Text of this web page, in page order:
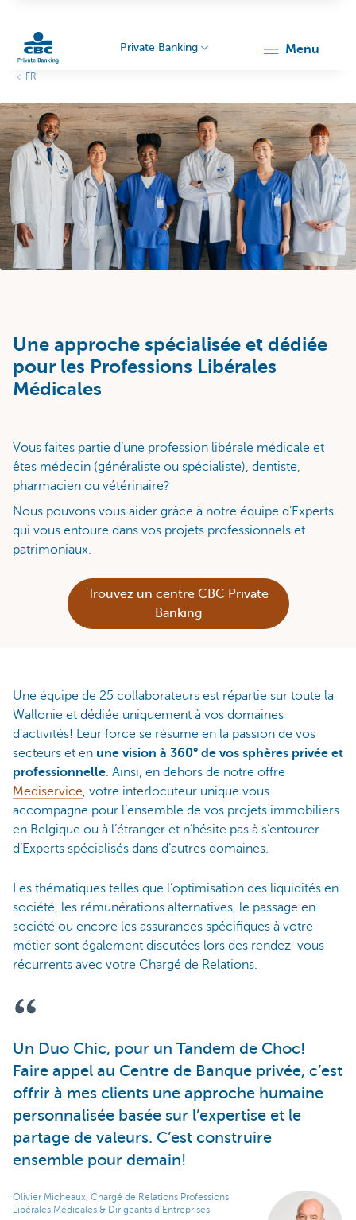
Private Banking menu
FR
Une approche spécialisée et dédiée
pour les Professions Libérales
Médicales
Vous faites partie d’une profession libérale médicale et
êtes médecin (généraliste ou spécialiste), dentiste,
pharmacien ou vétérinaire?
Nous pouvons vous aider grâce à notre équipe d’Experts
qui vous entoure dans vos projets professionnels et
patrimoniaux.
Trouvez un centre CBC Private
Banking
Une équipe de 25 collaborateurs est répartie sur toute la
Wallonie et dédiée uniquement à vos domaines
d’activités! Leur force se résume en la passion de vos
secteurs et en une vision à 360° de vos sphères privée et
professionnelle. Ainsi, en dehors de notre offre
Mediservice, votre interlocuteur unique vous
accompagne pour l’ensemble de vos projets immobiliers
en Belgique ou à l’étranger et n’hésite pas à s’entourer
d’Experts spécialisés dans d’autres domaines.
Les thématiques telles que l’optimisation des liquidités en
société, les rémunérations alternatives, le passage en
société ou encore les assurances spécifiques à votre
métier sont également discutées lors des rendez-vous
récurrents avec votre Chargé de Relations.
Un Duo Chic, pour un Tandem de Choc!
Faire appel au Centre de Banque privée, c’est
offrir à mes clients une approche humaine
personnalisée basée sur l’expertise et le
partage de valeurs. C’est construire
ensemble pour demain!
Olivier Micheaux, Chargé de Relations Professions
Libérales Médicales & Dirigeants d’Entreprises